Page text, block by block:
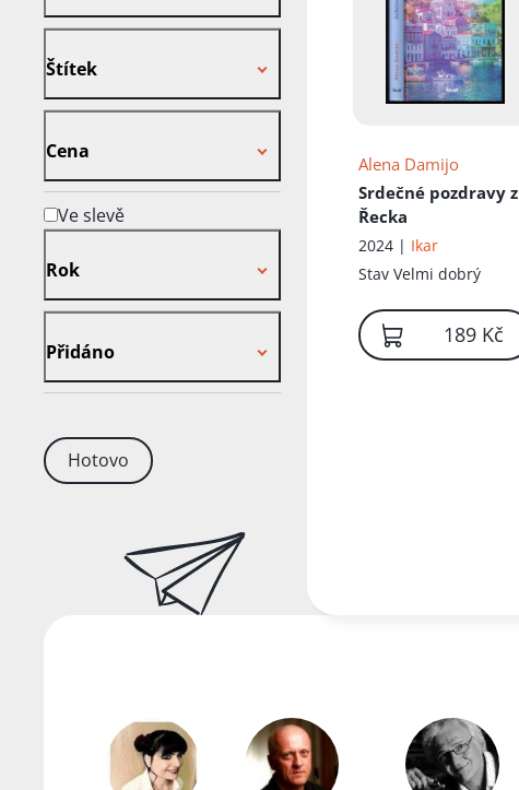
Štítek
Cena
Ve slevě
Rok
Přidáno
Hotovo
Alena Damijo
Srdečné pozdravy z
Řecka
2024 | Ikar
StavVelmi dobrý
189 Kč